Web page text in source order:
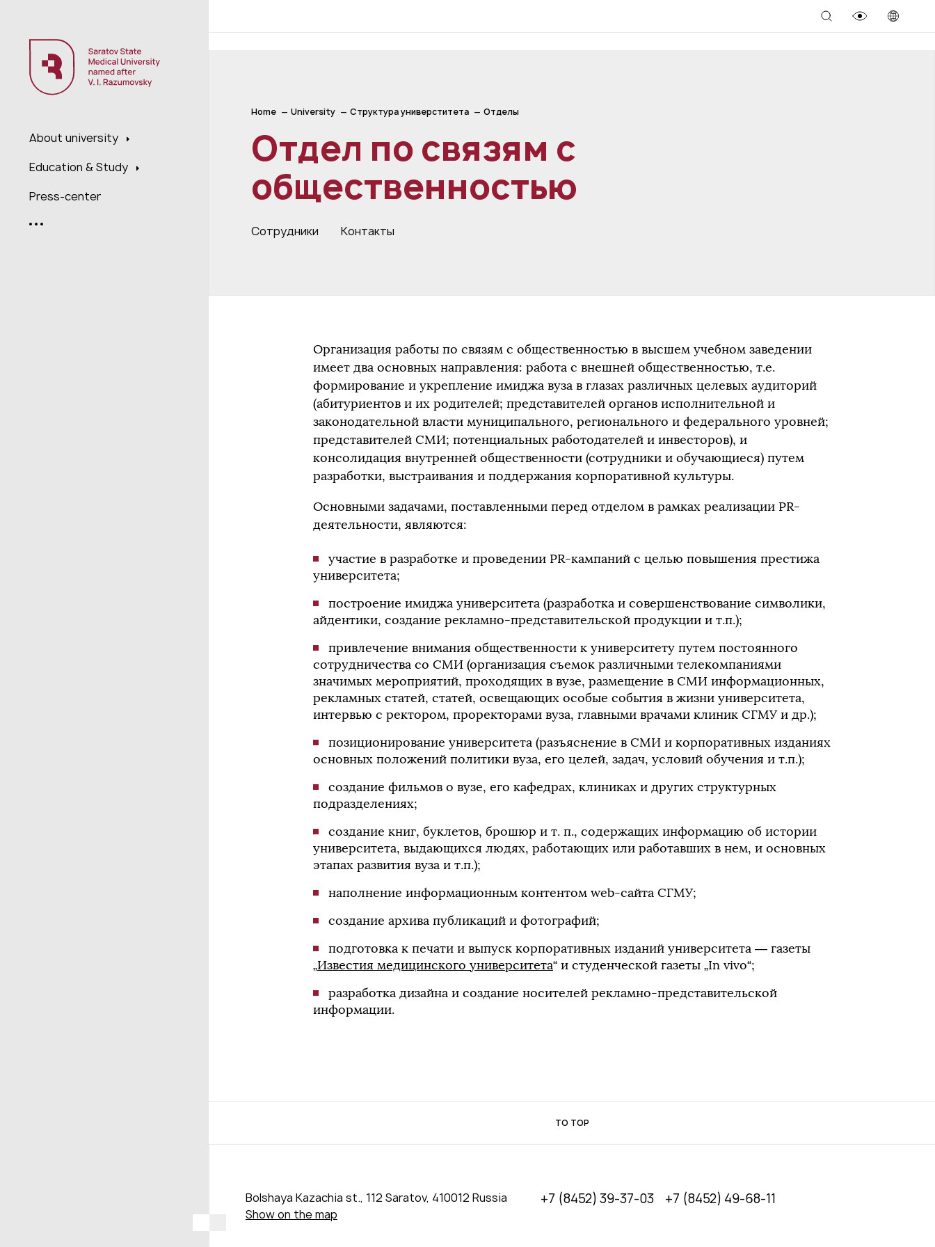
About university
Education & Study
Press-center
Home University Структура универститета Отделы
Отдел по связям с
общественностью
Сотрудники Контакты
Организация работы по связям с общественностью в высшем учебном заведении
имеет два основных направления: работа с внешней общественностью, т.е.
формирование и укрепление имиджа вуза в глазах различных целевых аудиторий
(абитуриентов и их родителей; представителей органов исполнительной и
законодательной власти муниципального, регионального и федерального уровней;
представителей СМИ; потенциальных работодателей и инвесторов), и
консолидация внутренней общественности (сотрудники и обучающиеся) путем
разработки, выстраивания и поддержания корпоративной культуры.
Основными задачами, поставленными перед отделом в рамках реализации PR-
деятельности, являются:
участие в разработке и проведении PR-кампаний с целью повышения престижа
университета;
построение имиджа университета (разработка и совершенствование символики,
айдентики, создание рекламно-представительской продукции и т.п.);
привлечение внимания общественности к университету путем постоянного
сотрудничества со СМИ (организация съемок различными телекомпаниями
значимых мероприятий, проходящих в вузе, размещение в СМИ информационных,
рекламных статей, статей, освещающих особые события в жизни университета,
интервью с ректором, проректорами вуза, главными врачами клиник СГМУ и др.);
позиционирование университета (разъяснение в СМИ и корпоративных изданиях
основных положений политики вуза, его целей, задач, условий обучения и т.п.);
создание фильмов о вузе, его кафедрах, клиниках и других структурных
подразделениях;
создание книг, буклетов, брошюр и т. п., содержащих информацию об истории
университета, выдающихся людях, работающих или работавших в нем, и основных
этапах развития вуза и т.п.);
наполнение информационным контентом web-сайта СГМУ;
создание архива публикаций и фотографий;
подготовка к печати и выпуск корпоративных изданий университета — газеты
„Известия медицинского университета“ и студенческой газеты „In vivo“;
разработка дизайна и создание носителей рекламно-представительской
информации.
TO TOP
Bolshaya Kazachia st., 112 Saratov, 410012 Russia
Show on the map
+7 (8452) 39-37-03 +7 (8452) 49-68-11